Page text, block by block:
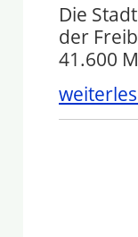
Die
der
41.600